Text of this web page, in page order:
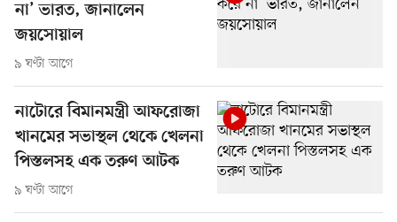
না’ ভারত, জানালেন
জয়সোয়াল
৯ ঘণ্টা আগে
নাটোরে বিমানমন্ত্রী আফরোজা
খানমের সভাস্থল থেকে খেলনা
পিস্তলসহ এক তরুণ আটক
৯ ঘণ্টা আগে